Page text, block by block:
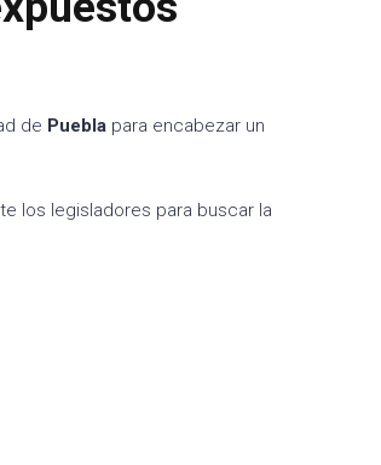
de Puebla para encabezar un
los legisladores para buscar la